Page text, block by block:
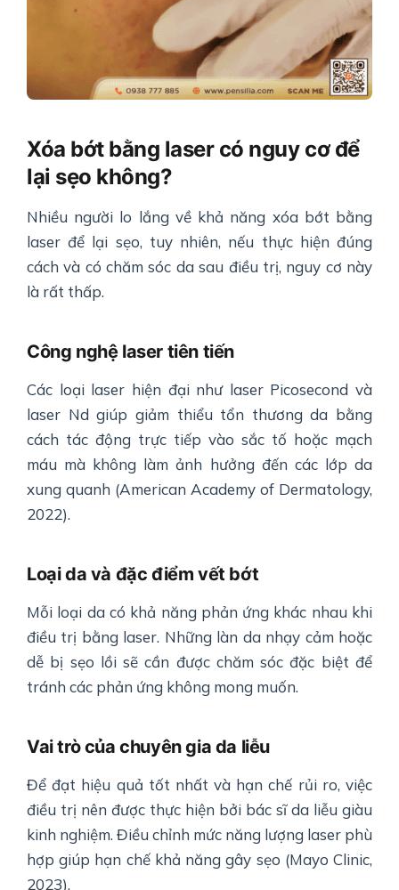
Xóa bớt bằng laser có nguy cơ để
lại sẹo không?
Nhiều người lo lắng về khả năng xóa bớt bằng
laser để lại sẹo, tuy nhiên, nếu thực hiện đúng
cách và có chăm sóc da sau điều trị, nguy cơ này
là rất thấp.
Công nghệ laser tiên tiến
Các loại laser hiện đại như laser Picosecond và
laser Nd giúp giảm thiểu tổn thương da bằng
cách tác động trực tiếp vào sắc tố hoặc mạch
máu mà không làm ảnh hưởng đến các lớp da
xung quanh (American Academy of Dermatology,
2022).
Loại da và đặc điểm vết bớt
Mỗi loại da có khả năng phản ứng khác nhau khi
điều trị bằng laser. Những làn da nhạy cảm hoặc
dễ bị sẹo lồi sẽ cần được chăm sóc đặc biệt để
tránh các phản ứng không mong muốn.
Vai trò của chuyên gia da liễu
Để đạt hiệu quả tốt nhất và hạn chế rủi ro, việc
điều trị nên được thực hiện bởi bác sĩ da liễu giàu
kinh nghiệm. Điều chỉnh mức năng lượng laser phù
hợp giúp hạn chế khả năng gây sẹo (Mayo Clinic,
2023).